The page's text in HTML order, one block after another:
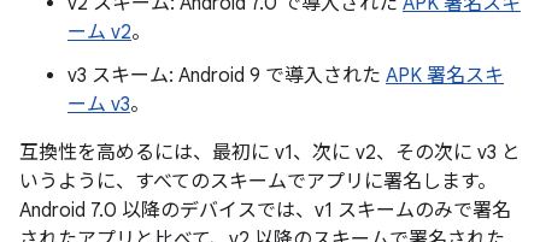
ーム v2。
v3 スキーム: Android 9 で導入された APK 署名スキ
ーム v3。
互換性を高めるには、最初に v1、次に v2、その次に v3 と
いうように、すべてのスキームでアプリに署名します。
Android 7.0 以降のデバイスでは、v1 スキームのみで署名